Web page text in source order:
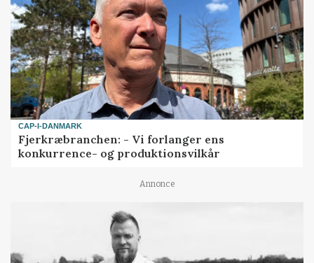
CAP-I-DANMARK
Fjerkræbranchen: - Vi forlanger ens
konkurrence- og produktionsvilkår
Annonce